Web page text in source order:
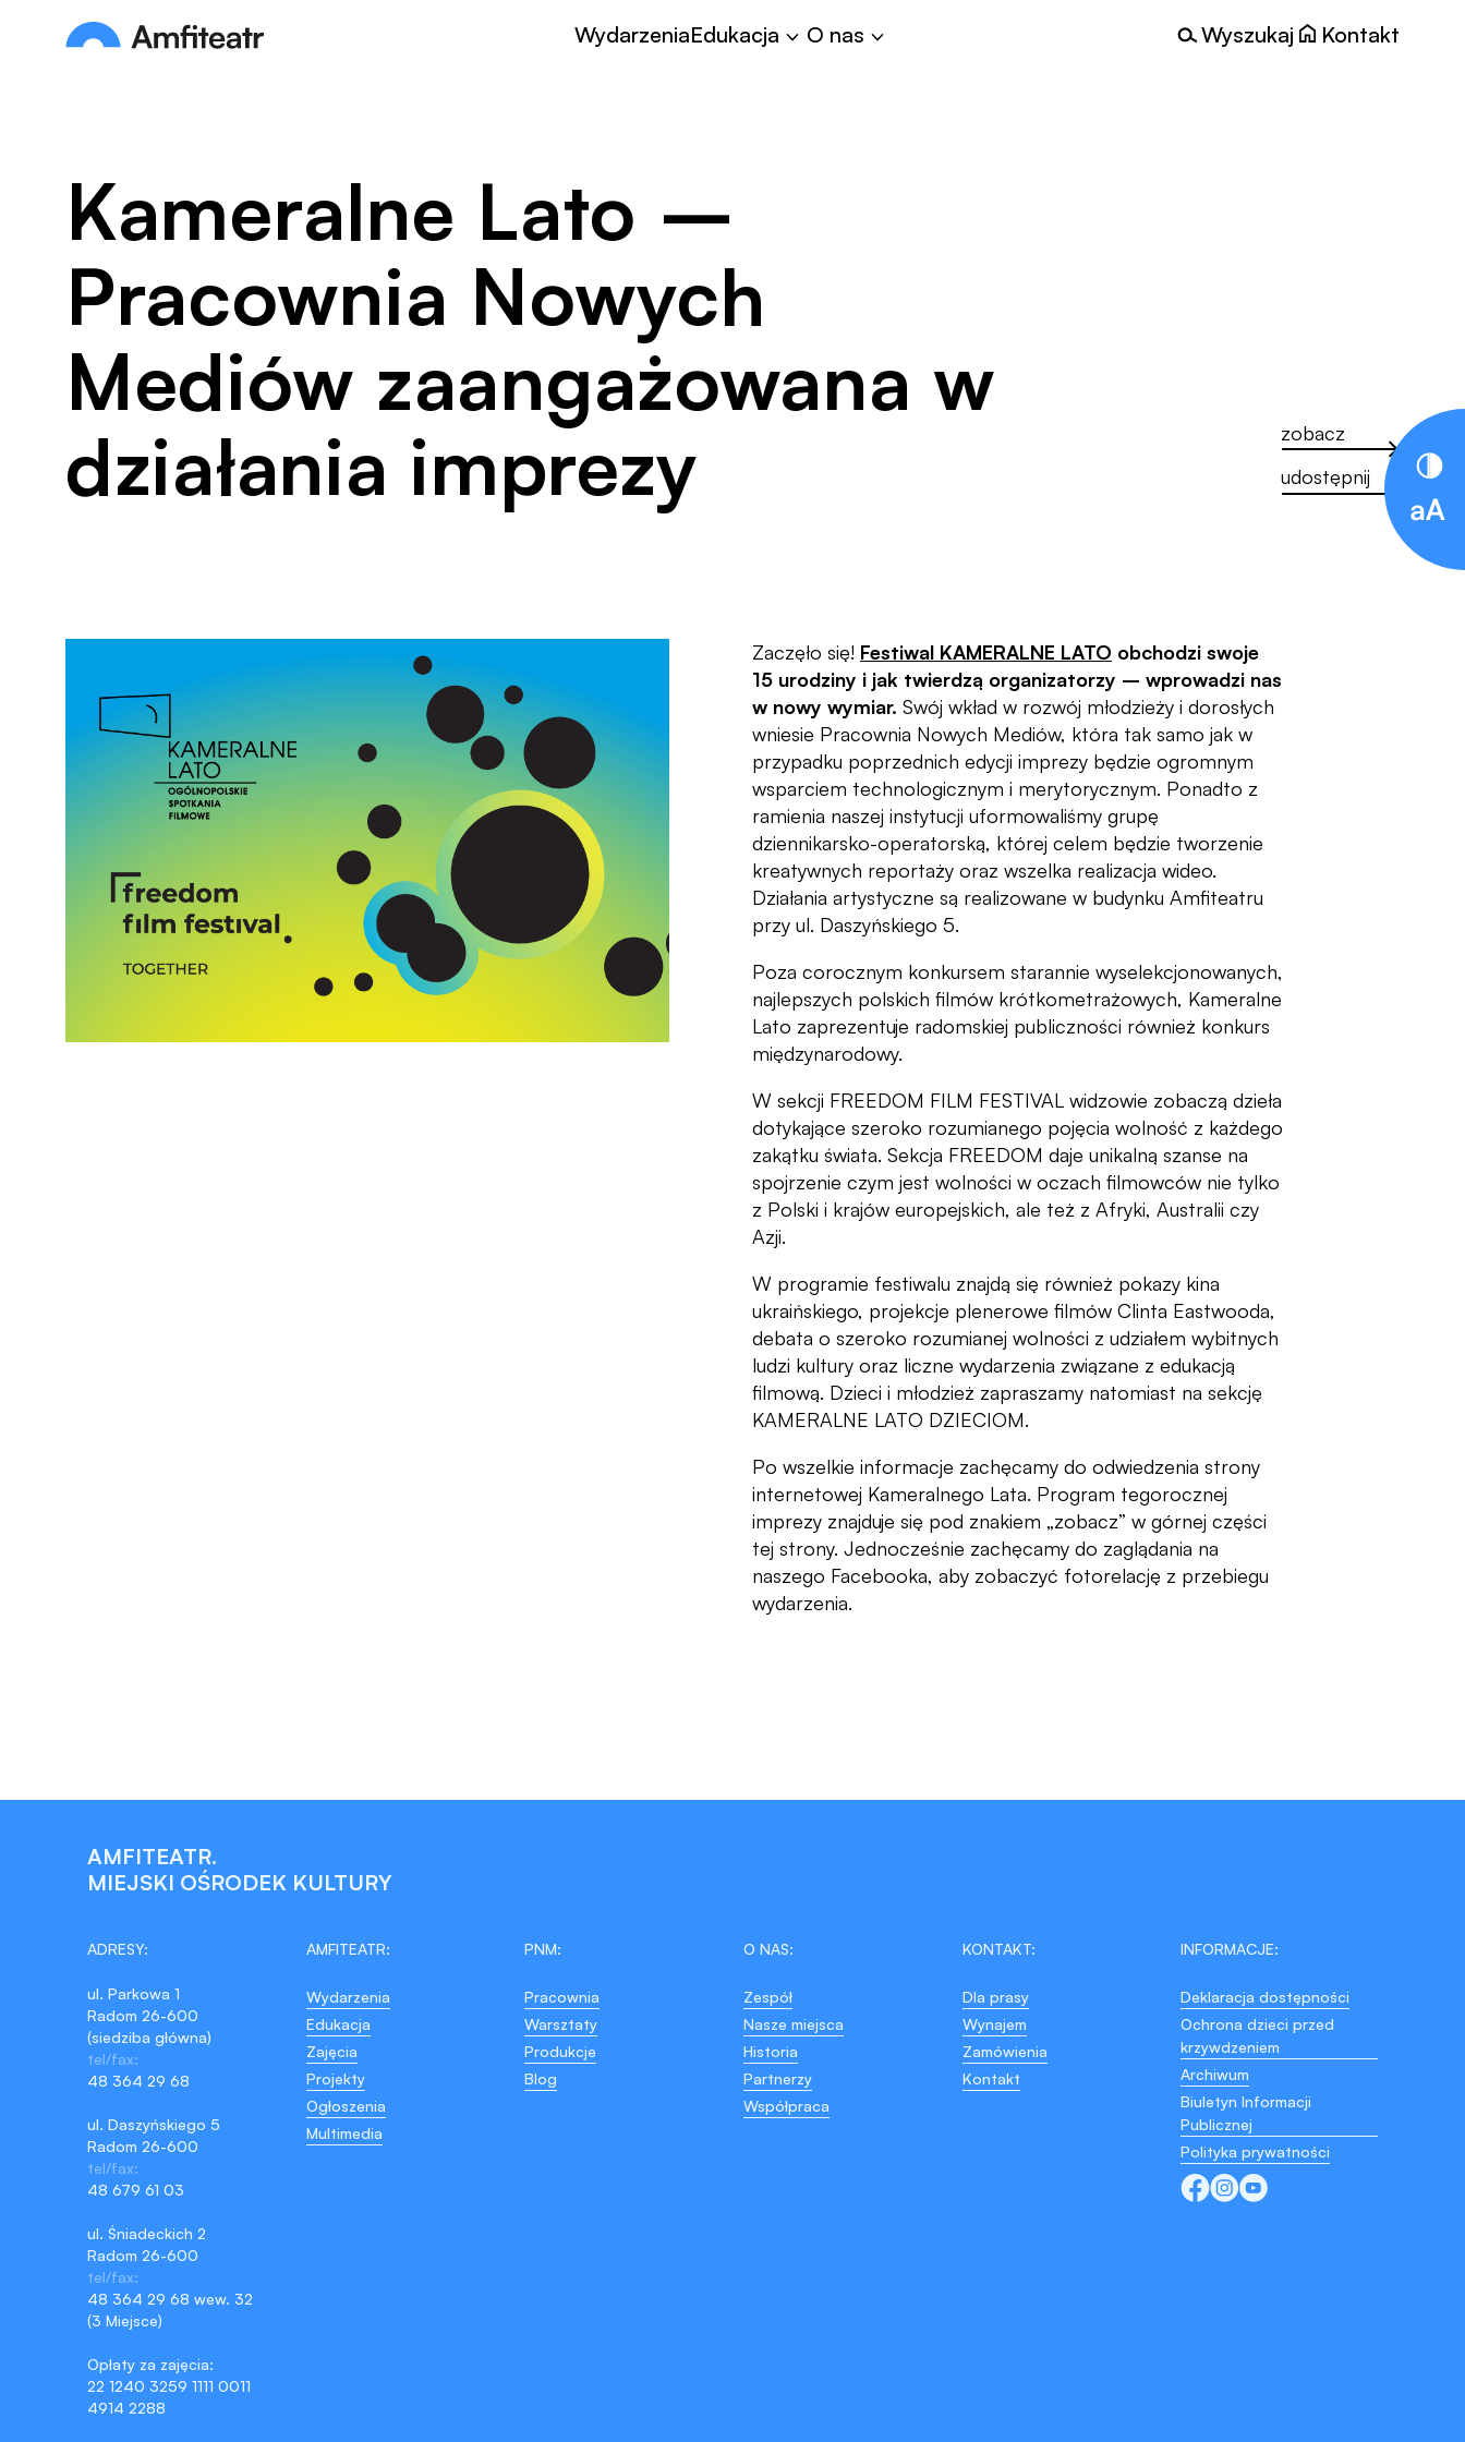
Amfiteatr. Miejski Ośrodek Kultury
WydarzeniaEdukacja O nas Wyszukaj Kontakt
zobacz
udostępnij
Kameralne Lato –
Pracownia Nowych
Mediów zaangażowana w
działania imprezy
Zaczęło się! Festiwal KAMERALNE LATO obchodzi swoje
15 urodziny i jak twierdzą organizatorzy – wprowadzi nas
w nowy wymiar. Swój wkład w rozwój młodzieży i dorosłych
wniesie Pracownia Nowych Mediów, która tak samo jak w
przypadku poprzednich edycji imprezy będzie ogromnym
wsparciem technologicznym i merytorycznym. Ponadto z
ramienia naszej instytucji uformowaliśmy grupę
dziennikarsko-operatorską, której celem będzie tworzenie
kreatywnych reportaży oraz wszelka realizacja wideo.
Działania artystyczne są realizowane w budynku Amfiteatru
przy ul. Daszyńskiego 5.
Poza corocznym konkursem starannie wyselekcjonowanych,
najlepszych polskich filmów krótkometrażowych, Kameralne
Lato zaprezentuje radomskiej publiczności również konkurs
międzynarodowy.
W sekcji FREEDOM FILM FESTIVAL widzowie zobaczą dzieła
dotykające szeroko rozumianego pojęcia wolność z każdego
zakątku świata. Sekcja FREEDOM daje unikalną szanse na
spojrzenie czym jest wolności w oczach filmowców nie tylko
z Polski i krajów europejskich, ale też z Afryki, Australii czy
Azji.
W programie festiwalu znajdą się również pokazy kina
ukraińskiego, projekcje plenerowe filmów Clinta Eastwooda,
debata o szeroko rozumianej wolności z udziałem wybitnych
ludzi kultury oraz liczne wydarzenia związane z edukacją
filmową. Dzieci i młodzież zapraszamy natomiast na sekcję
KAMERALNE LATO DZIECIOM.
Po wszelkie informacje zachęcamy do odwiedzenia strony
internetowej Kameralnego Lata. Program tegorocznej
imprezy znajduje się pod znakiem „zobacz” w górnej części
tej strony. Jednocześnie zachęcamy do zaglądania na
naszego Facebooka, aby zobaczyć fotorelację z przebiegu
wydarzenia.
AMFITEATR.
MIEJSKI OŚRODEK KULTURY
ADRESY:
ul. Parkowa 1
Radom 26-600
(siedziba główna)
tel/fax:
48 364 29 68
ul. Daszyńskiego 5
Radom 26-600
tel/fax:
48 679 61 03
ul. Śniadeckich 2
Radom 26-600
tel/fax:
48 364 29 68 wew. 32
(3 Miejsce)
Opłaty za zajęcia:
22 1240 3259 1111 0011
4914 2288
AMFITEATR:
Wydarzenia
Edukacja
Zajęcia
Projekty
Ogłoszenia
Multimedia
PNM:
Pracownia
Warsztaty
Produkcje
Blog
O NAS:
Zespół
Nasze miejsca
Historia
Partnerzy
Współpraca
KONTAKT:
Dla prasy
Wynajem
Zamówienia
Kontakt
INFORMACJE:
Deklaracja dostępności
Ochrona dzieci przed
krzywdzeniem
Archiwum
Biuletyn Informacji
Publicznej
Polityka prywatności